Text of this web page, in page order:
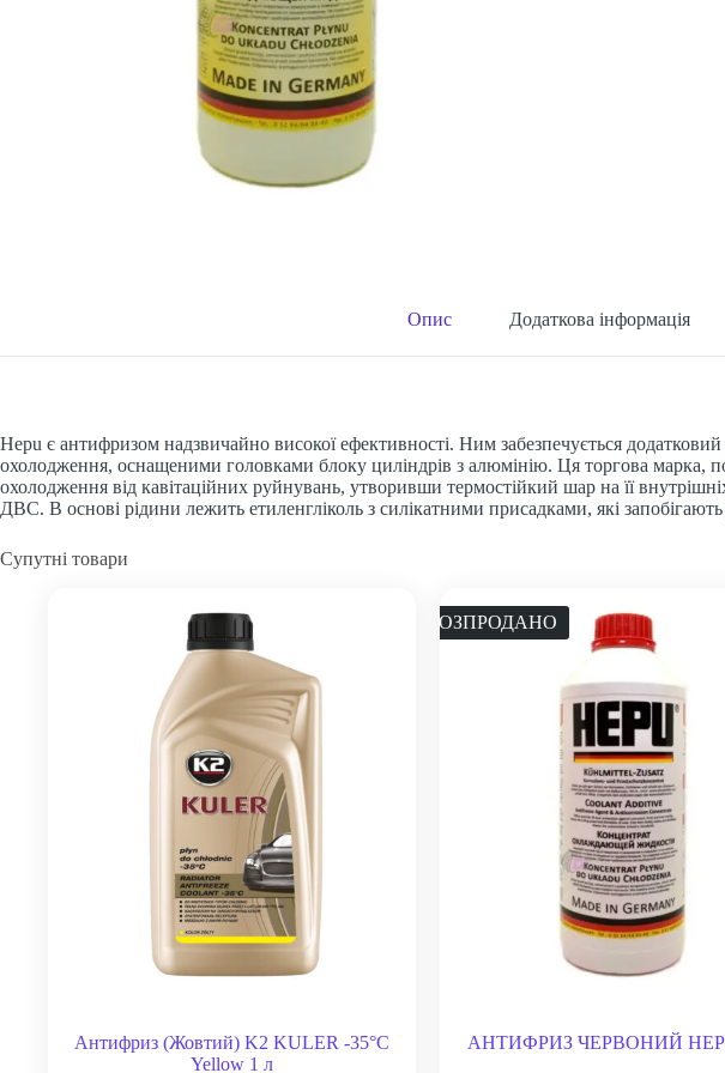
Опис Додаткова інформація
Hepu є антифризом надзвичайно високої ефективності. Ним забезпечується
охолодження, оснащеними головками блоку циліндрів з алюмінію. Ця торгова
охолодження від кавітаційних руйнувань, утворивши термостійкий шар на її
ДВС. В основі рідини лежить етиленгліколь з силікатними присадками, які
Супутні товари
Антифриз (Жовтий) K2 KULER -35°C
Yellow 1 л
РОЗПРОДАНО
АНТИФРИЗ ЧЕРВОНИЙ